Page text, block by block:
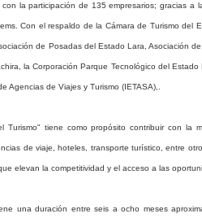
la participación de 135 empresarios; gracias a
Con el respaldo de la Cámara de Turismo
de Posadas del Estado Lara, Asociación
la Corporación Parque Tecnológico del
Agencias de Viajes y Turismo (IETASA),.
Turismo" tiene como propósito contribuir con la
de viaje, hoteles, transporte turístico, entre
elevan la competitividad y el acceso a las
una duración entre seis a ocho meses